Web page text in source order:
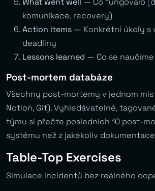
komunikace, recovery)
Action items — Konkrétní úkoly s
deadliny
Lessons learned — Co se
Post-mortem databáze
Všechny post-mortemy v jednom
Notion, Git). Vyhledávatelné,
týmu si přečte posledních 10 post-
systému než z jakékoliv
Table-Top Exercises
Simulace incidentů bez reálného